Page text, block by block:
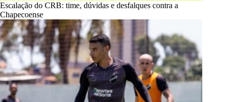
Escalação do CRB: time, dúvidas e desfalques contra a
Chapecoense